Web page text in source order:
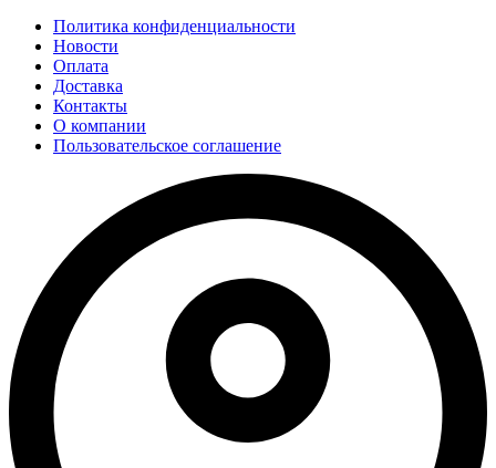
Политика конфиденциальности
Новости
Оплата
Доставка
Контакты
О компании
Пользовательское соглашение